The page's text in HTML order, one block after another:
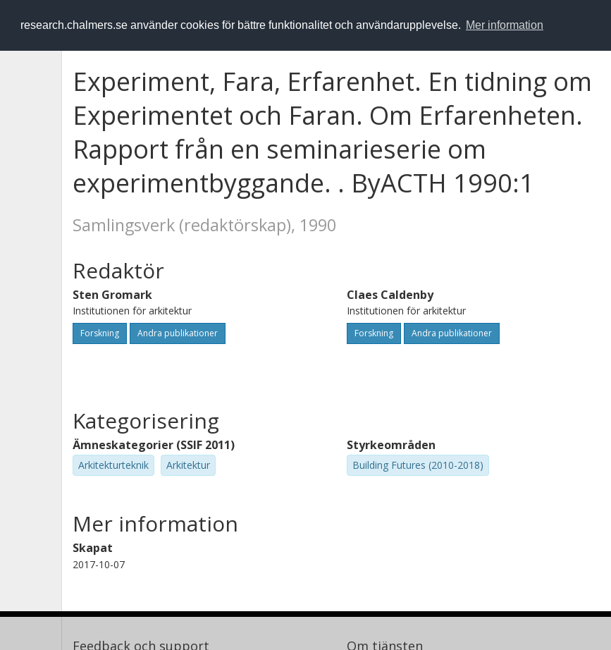
research.chalmers.se använder cookies för bättre funktionalitet och användarupplevelse. Mer information
RESEARCH.chalmers.se
Experiment, Fara, Erfarenhet. En tidning om
Experimentet och Faran. Om Erfarenheten.
Rapport från en seminarieserie om
experimentbyggande. . ByACTH 1990:1
Samlingsverk (redaktörskap), 1990
Redaktör
Sten Gromark
Institutionen för arkitektur
Forskning Andra publikationer
Claes Caldenby
Institutionen för arkitektur
Forskning Andra publikationer
Kategorisering
Ämneskategorier (SSIF 2011)
Arkitekturteknik Arkitektur
Styrkeområden
Building Futures (2010-2018)
Mer information
Skapat
2017-10-07
Feedback och support Om tjänsten